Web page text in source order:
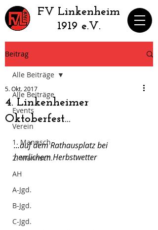
​FV Linkenheim
1919 e.V.
Beitrag
Alle Beiträge
Events
Verein
1. Mannsch.
2. Mannsch.
AH
A-Jgd.
B-Jgd.
C-Jgd.
Alle Beiträge
4. Linkenheimer
Oktoberfest...
5. Okt. 2017
...auf dem Rathausplatz bei
herrlichem Herbstwetter